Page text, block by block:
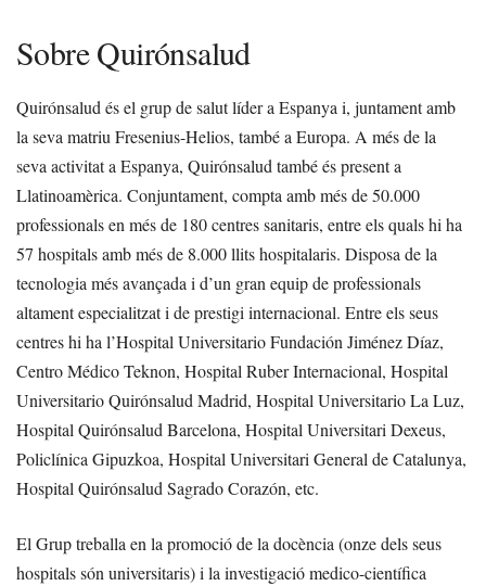
Sobre Quirónsalud
Quirónsalud és el grup de salut líder a Espanya i, juntament amb
la seva matriu Fresenius-Helios, també a Europa. A més de la
seva activitat a Espanya, Quirónsalud també és present a
Llatinoamèrica. Conjuntament, compta amb més de 50.000
professionals en més de 180 centres sanitaris, entre els quals hi ha
57 hospitals amb més de 8.000 llits hospitalaris. Disposa de la
tecnologia més avançada i d’un gran equip de professionals
altament especialitzat i de prestigi internacional. Entre els seus
centres hi ha l’Hospital Universitario Fundación Jiménez Díaz,
Centro Médico Teknon, Hospital Ruber Internacional, Hospital
Universitario Quirónsalud Madrid, Hospital Universitario La Luz,
Hospital Quirónsalud Barcelona, Hospital Universitari Dexeus,
Policlínica Gipuzkoa, Hospital Universitari General de Catalunya,
Hospital Quirónsalud Sagrado Corazón, etc.
El Grup treballa en la promoció de la docència (onze dels seus
hospitals són universitaris) i la investigació medico-científica